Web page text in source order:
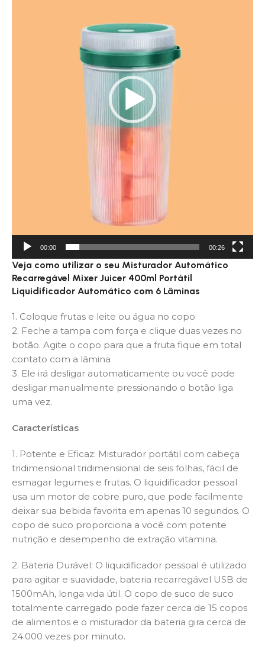
00:00 00:26
Veja como utilizar o seu Misturador Automático
Recarregável Mixer Juicer 400ml Portátil
Liquidificador Automático com 6 Lâminas
1. Coloque frutas e leite ou água no copo
2. Feche a tampa com força e clique duas vezes no
botão. Agite o copo para que a fruta fique em total
contato com a lâmina
3. Ele irá desligar automaticamente ou você pode
desligar manualmente pressionando o botão liga
uma vez.
Características
1. Potente e Eficaz: Misturador portátil com cabeça
tridimensional tridimensional de seis folhas, fácil de
esmagar legumes e frutas. O liquidificador pessoal
usa um motor de cobre puro, que pode facilmente
deixar sua bebida favorita em apenas 10 segundos. O
copo de suco proporciona a você com potente
nutrição e desempenho de extração vitamina.
2. Bateria Durável: O liquidificador pessoal é utilizado
para agitar e suavidade, bateria recarregável USB de
1500mAh, longa vida útil. O copo de suco de suco
totalmente carregado pode fazer cerca de 15 copos
de alimentos e o misturador da bateria gira cerca de
24.000 vezes por minuto.